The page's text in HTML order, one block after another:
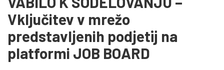
Vključitev v mrežo
predstavljenih podjetij na
platformi JOB BOARD